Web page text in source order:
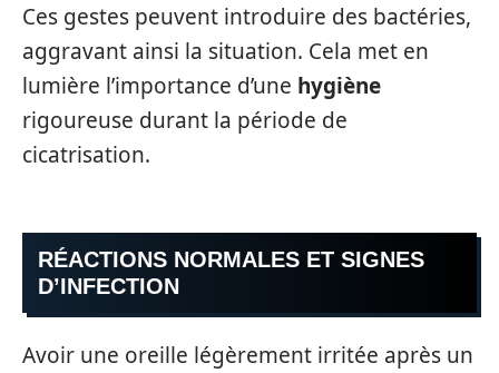
Ces gestes peuvent introduire des bactéries,
aggravant ainsi la situation. Cela met en
lumière l’importance d’une hygiène
rigoureuse durant la période de
cicatrisation.
RÉACTIONS NORMALES ET SIGNES
D’INFECTION
Avoir une oreille légèrement irritée après un